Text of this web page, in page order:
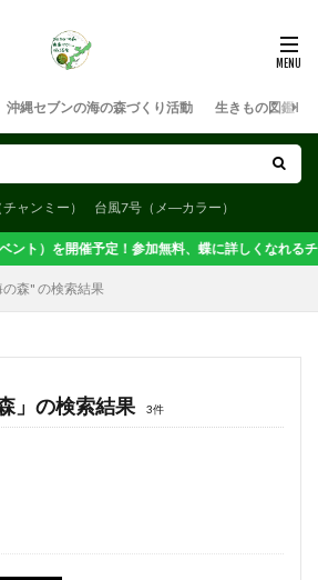
沖縄セブンの海の森づくり活動 生きもの図鑑
ャンミー） 台風7号（メ―カラー）
）を開催予定！参加無料、蝶に詳しくなれるチ
森" の検索結果
」の検索結果 3件